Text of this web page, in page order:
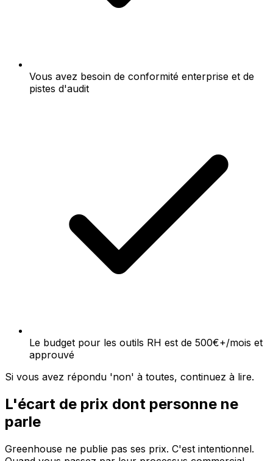
Vous avez besoin de conformité enterprise et de
pistes d'audit
Le budget pour les outils RH est de 500€+/mois et
approuvé
Si vous avez répondu 'non' à toutes, continuez à lire.
L'écart de prix dont personne ne
parle
Greenhouse ne publie pas ses prix. C'est intentionnel.